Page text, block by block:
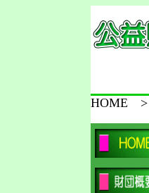
HOME >